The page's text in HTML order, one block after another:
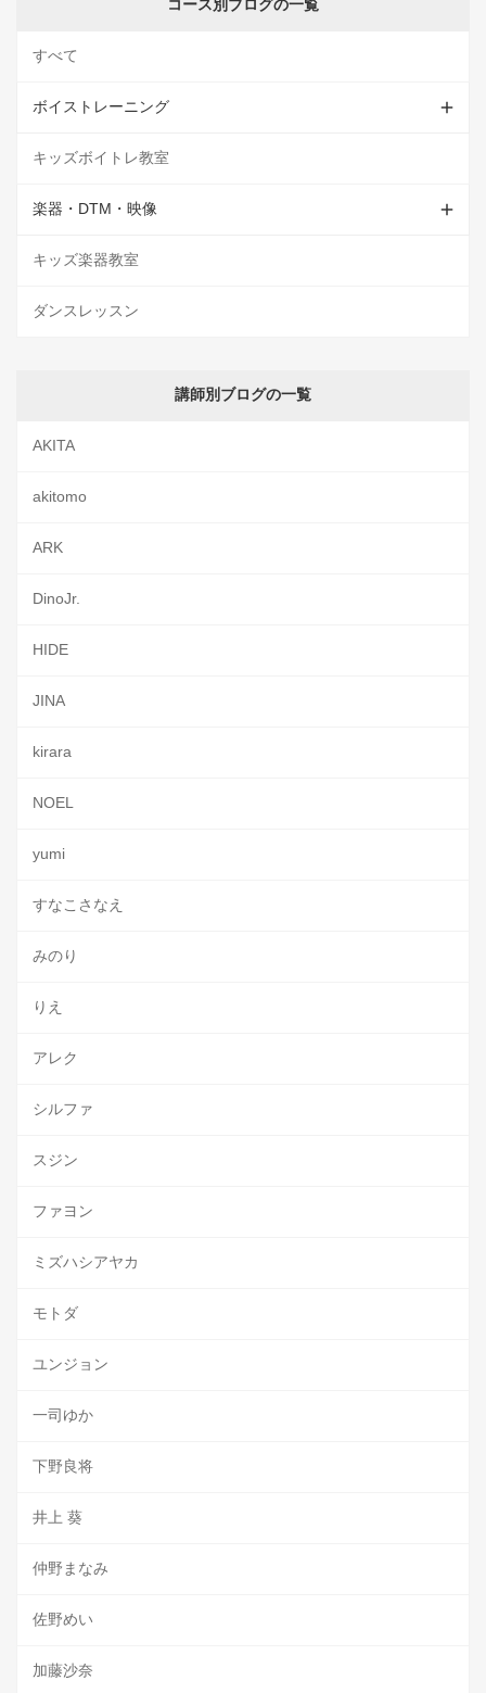
コース別ブログの一覧
すべて
ボイストレーニング
キッズボイトレ教室
楽器・DTM・映像
キッズ楽器教室
ダンスレッスン
講師別ブログの一覧
AKITA
akitomo
ARK
DinoJr.
HIDE
JINA
kirara
NOEL
yumi
すなこさなえ
みのり
りえ
アレク
シルファ
スジン
ファヨン
ミズハシアヤカ
モトダ
ユンジョン
一司ゆか
下野良将
井上 葵
仲野まなみ
佐野めい
加藤沙奈